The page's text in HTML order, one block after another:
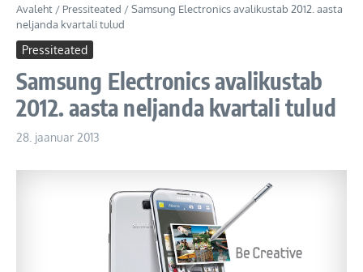
Avaleht / Pressiteated /Samsung Electronics avalikustab 2012. aasta
neljanda kvartali tulud
Pressiteated
Samsung Electronics avalikustab
2012. aasta neljanda kvartali tulud
28. jaanuar 2013